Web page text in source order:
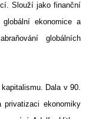
Slouží jako finanční
ekonomice a
globálních
Dala v 90.
privatizaci ekonomiky